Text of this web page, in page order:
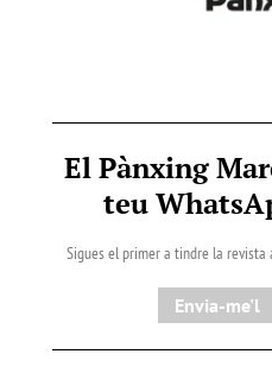
El Pànxing
teu
Sigues el primer a tindre la revista
Envia-me'l